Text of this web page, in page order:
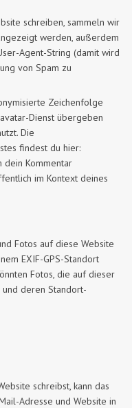
schreiben, sammeln wir
werden, außerdem
Agent-String (damit wird
von Spam zu
Zeichenfolge
Dienst übergeben
Die
findest du hier:
dein Kommentar
im Kontext deines
Fotos auf diese Website
EXIF-GPS-Standort
Fotos, die auf dieser
deren Standort-
schreibst, kann das
Adresse und Website in